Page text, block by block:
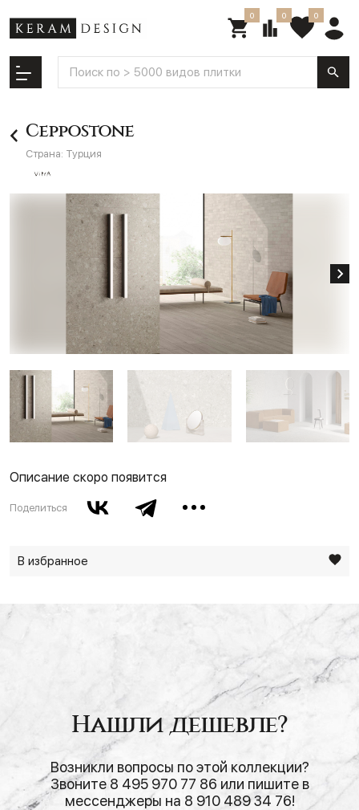
0 0 0
Ceppostone
Страна: Турция
Описание скоро появится
Поделиться
В избранное
Нашли дешевле?
Возникли вопросы по этой коллекции?
Звоните 8 495 970 77 86 или пишите в
мессенджеры на 8 910 489 34 76!